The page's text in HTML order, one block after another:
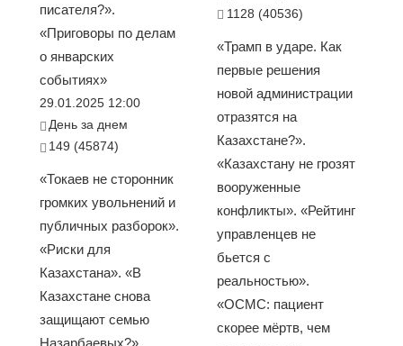
писателя?».
«Приговоры по делам
о январских
событиях»
29.01.2025 12:00
День за днем
149 (45874)
«Токаев не сторонник
громких увольнений и
публичных разборок».
«Риски для
Казахстана». «В
Казахстане снова
защищают семью
Назарбаевых?».
1128 (40536)
«Трамп в ударе. Как
первые решения
новой администрации
отразятся на
Казахстане?».
«Казахстану не грозят
вооруженные
конфликты». «Рейтинг
управленцев не
бьется с
реальностью».
«ОСМС: пациент
скорее мёртв, чем